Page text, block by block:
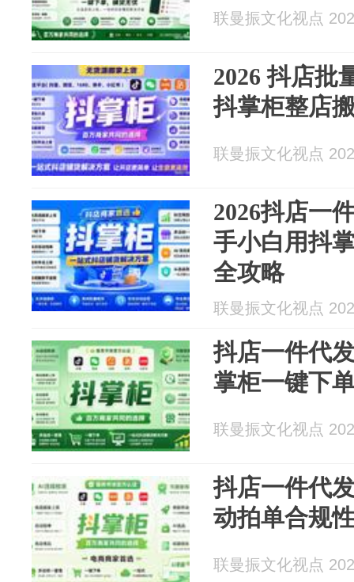
联曼振文化视点
2026 抖店批
抖掌柜整店
联曼振文化视点
2026抖店一
手小白用抖
全攻略
联曼振文化视点
抖店一件代
掌柜一键下
联曼振文化视点
抖店一件代
动拍单合规
联曼振文化视点